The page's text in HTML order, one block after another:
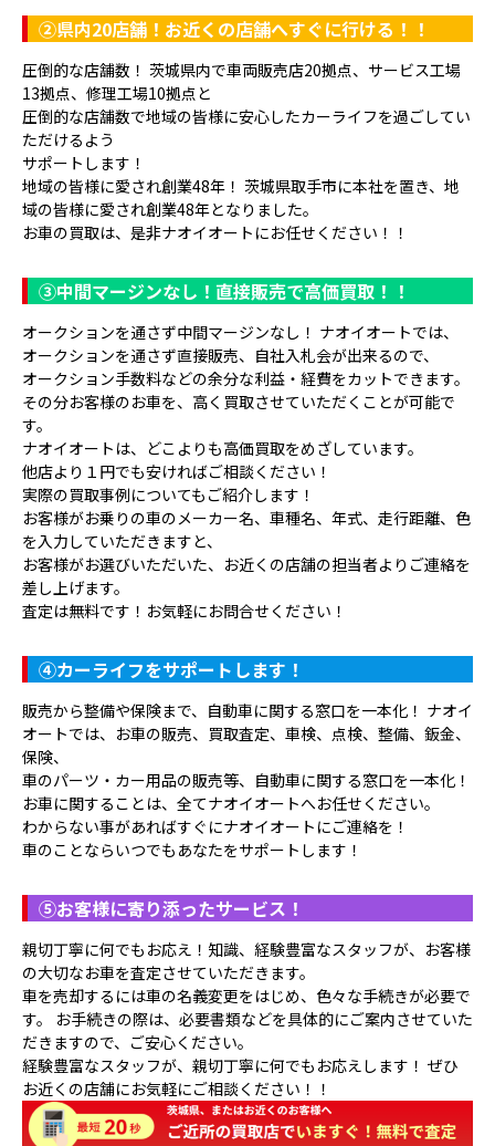
②県内20店舗！お近くの店舗へすぐに行ける！！
圧倒的な店舗数！ 茨城県内で車両販売店20拠点、サービス工場
13拠点、修理工場10拠点と
圧倒的な店舗数で地域の皆様に安心したカーライフを過ごしてい
ただけるよう
サポートします！
地域の皆様に愛され創業48年！ 茨城県取手市に本社を置き、地
域の皆様に愛され創業48年となりました。
お車の買取は、是非ナオイオートにお任せください！！
③中間マージンなし！直接販売で高価買取！！
オークションを通さず中間マージンなし！ ナオイオートでは、
オークションを通さず直接販売、自社入札会が出来るので、
オークション手数料などの余分な利益・経費をカットできます。
その分お客様のお車を、高く買取させていただくことが可能で
す。
ナオイオートは、どこよりも高価買取をめざしています。
他店より１円でも安ければご相談ください！
実際の買取事例についてもご紹介します！
お客様がお乗りの車のメーカー名、車種名、年式、走行距離、色
を入力していただきますと、
お客様がお選びいただいた、お近くの店舗の担当者よりご連絡を
差し上げます。
査定は無料です！お気軽にお問合せください！
④カーライフをサポートします！
販売から整備や保険まで、自動車に関する窓口を一本化！ ナオイ
オートでは、お車の販売、買取査定、車検、点検、整備、鈑金、
保険、
車のパーツ・カー用品の販売等、自動車に関する窓口を一本化！
お車に関することは、全てナオイオートへお任せください。
わからない事があればすぐにナオイオートにご連絡を！
車のことならいつでもあなたをサポートします！
⑤お客様に寄り添ったサービス！
親切丁寧に何でもお応え！知識、経験豊富なスタッフが、お客様
の大切なお車を査定させていただきます。
車を売却するには車の名義変更をはじめ、色々な手続きが必要で
す。 お手続きの際は、必要書類などを具体的にご案内させていた
だきますので、ご安心ください。
経験豊富なスタッフが、親切丁寧に何でもお応えします！ ぜひ
お近くの店舗にお気軽にご相談ください！！